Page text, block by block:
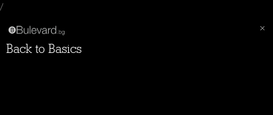
/
Back to Basics